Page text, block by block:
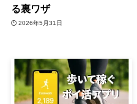
る裏ワザ
2026年5月31日